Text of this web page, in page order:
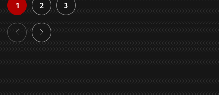
1 2 3